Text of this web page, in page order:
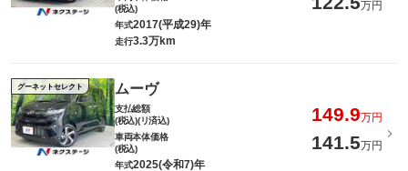
(税込)
万円
年式2017(平成29)年
走行3.3万km
グーネットセレクト ムーヴ
支払総額
(税込)(リ済込)
149.9万円
車両本体価格
(税込)
141.5万円
年式2025(令和7)年